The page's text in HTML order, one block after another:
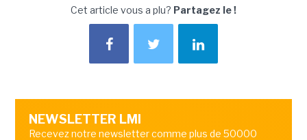
Cet article vous a plu? Partagez le !
NEWSLETTER LMI
Recevez notre newsletter comme plus de 50000